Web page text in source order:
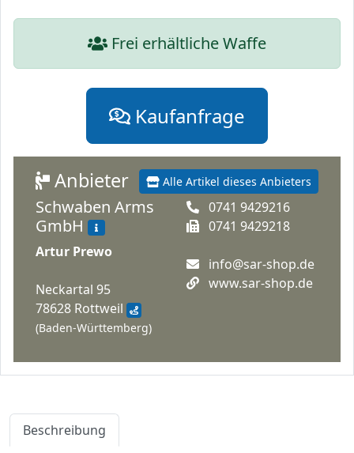
Frei erhältliche Waffe
Kaufanfrage
Alle Artikel dieses Anbieters
Anbieter
Schwaben Arms
GmbH
Artur Prewo
Neckartal 95
78628 Rottweil
(Baden-Württemberg)
0741 9429216
0741 9429218
info@sar-shop.de
www.sar-shop.de
Beschreibung